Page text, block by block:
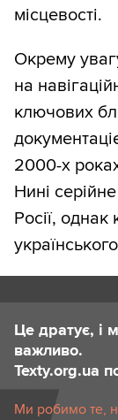
місцевості.
Окрему
на
ключових
2000-х
Нині
Росії,
Це дратує, і
важливо.
Texty.org.ua
Ми робимо те,